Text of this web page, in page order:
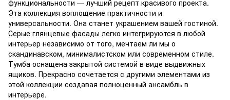
функциональности — лучший рецепт красивого проекта.
Эта коллекция воплощение практичности и
универсальности. Она станет украшением вашей гостиной.
Серые глянцевые фасады легко интегрируются в любой
интерьер независимо от того, мечтаем ли мы о
скандинавском, минималистском или современном стиле.
Тумба оснащена закрытой системой в виде выдвижных
ящиков. Прекрасно сочетается с другими элементами из
этой коллекции создавая полноценный ансамбль в
интерьере.